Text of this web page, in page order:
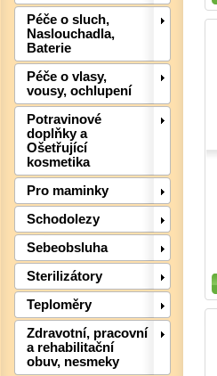
Péče o sluch,
Naslouchadla,
Baterie
Péče o vlasy,
vousy, ochlupení
Potravinové
doplňky a
Ošetřující
kosmetika
Pro maminky
Schodolezy
Sebeobsluha
Sterilizátory
Teploměry
Zdravotní, pracovní
a rehabilitační
obuv, nesmeky
Detail